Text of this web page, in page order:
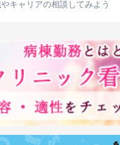
キャリアの相談してみよう